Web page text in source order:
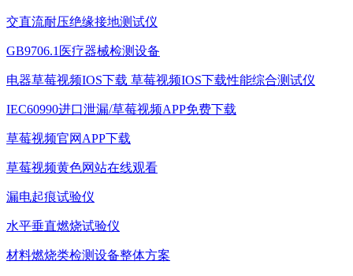
交直流耐压绝缘接地测试仪
GB9706.1医疗器械检测设备
电器草莓视频IOS下载 草莓视频IOS下载性能综合测试仪
IEC60990进口泄漏/草莓视频APP免费下载
草莓视频官网APP下载
草莓视频黄色网站在线观看
漏电起痕试验仪
水平垂直燃烧试验仪
材料燃烧类检测设备整体方案